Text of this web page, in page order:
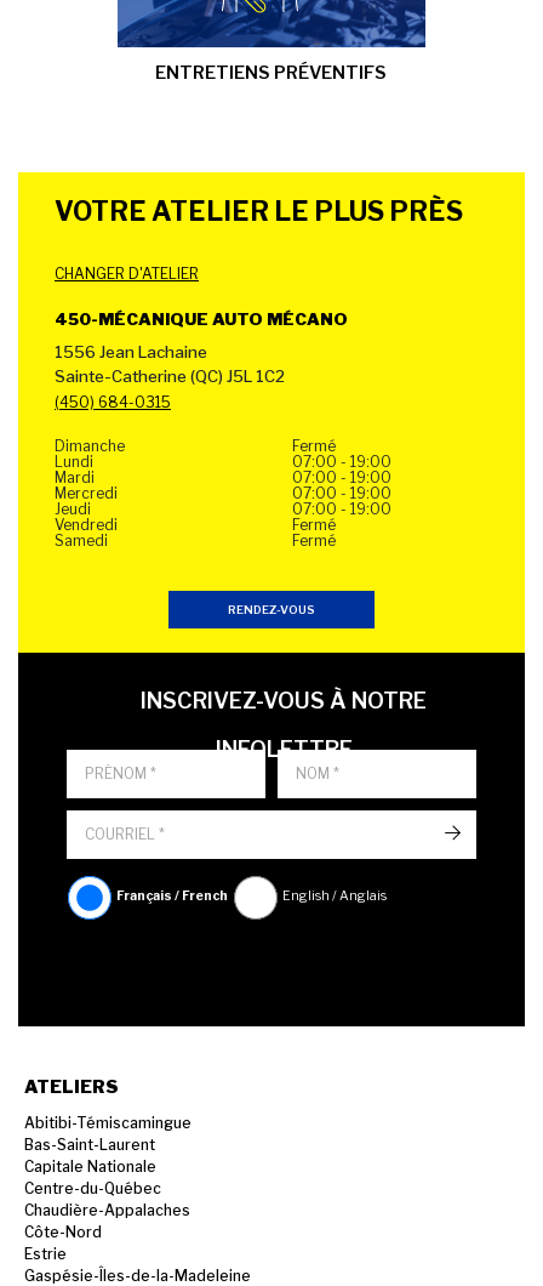
VOTRE ATELIER LE PLUS PRÈS
CHANGER D'ATELIER
450-MÉCANIQUE AUTO MÉCANO
1556 Jean Lachaine
Sainte-Catherine (QC) J5L 1C2
(450) 684-0315
Dimanche
Fermé
Lundi
07:00 - 19:00
Mardi
07:00 - 19:00
Mercredi
07:00 - 19:00
Jeudi
07:00 - 19:00
Vendredi
Fermé
Samedi
Fermé
RENDEZ-VOUS
ENTRETIENS PRÉVENTIFS
PRÉNOM
LAST NAME
INSCRIVEZ-VOUS À NOTRE
INFOLETTRE
LANGUE
Français / French English / Anglais
->
ATELIERS
Abitibi-Témiscamingue
Bas-Saint-Laurent
Capitale Nationale
Centre-du-Québec
Chaudière-Appalaches
Côte-Nord
Estrie
Gaspésie-Îles-de-la-Madeleine